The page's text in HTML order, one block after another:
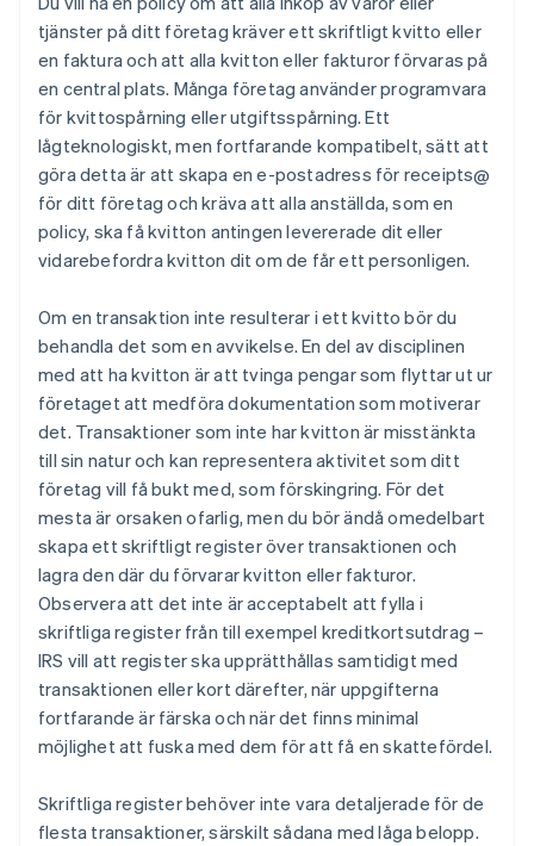
tjänster på ditt företag kräver ett skriftligt kvitto eller
en faktura och att alla kvitton eller fakturor förvaras på
en central plats. Många företag använder programvara
för kvittospårning eller utgiftsspårning. Ett
lågteknologiskt, men fortfarande kompatibelt, sätt att
göra detta är att skapa en e-postadress för receipts@
för ditt företag och kräva att alla anställda, som en
policy, ska få kvitton antingen levererade dit eller
vidarebefordra kvitton dit om de får ett personligen.
Om en transaktion inte resulterar i ett kvitto bör du
behandla det som en avvikelse. En del av disciplinen
med att ha kvitton är att tvinga pengar som flyttar ut ur
företaget att medföra dokumentation som motiverar
det. Transaktioner som inte har kvitton är misstänkta
till sin natur och kan representera aktivitet som ditt
företag vill få bukt med, som förskingring. För det
mesta är orsaken ofarlig, men du bör ändå omedelbart
skapa ett skriftligt register över transaktionen och
lagra den där du förvarar kvitton eller fakturor.
Observera att det inte är acceptabelt att fylla i
skriftliga register från till exempel kreditkortsutdrag –
IRS vill att register ska upprätthållas samtidigt med
transaktionen eller kort därefter, när uppgifterna
fortfarande är färska och när det finns minimal
möjlighet att fuska med dem för att få en skattefördel.
Skriftliga register behöver inte vara detaljerade för de
flesta transaktioner, särskilt sådana med låga belopp.